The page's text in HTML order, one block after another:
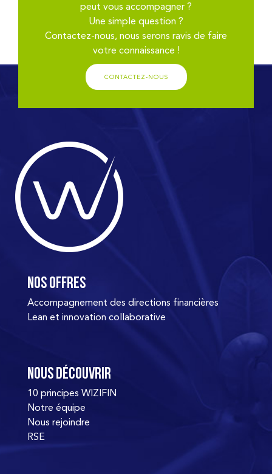
peut vous accompagner ?
Une simple question ?
Contactez-nous, nous serons ravis de faire
votre connaissance !
CONTACTEZ-NOUS
Nos offres
Accompagnement des directions financières
Lean et innovation collaborative
Nous découvrir
10 principes WIZIFIN
Notre équipe
Nous rejoindre
RSE